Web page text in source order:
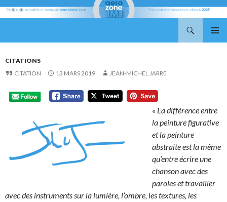
CONTENU
CITATIONS
CITATION
13 MARS 2019 JEAN-MICHEL JARRE
« La différence entre
la peinture figurative
et la peinture
abstraite est la même
qu’entre écrire une
chanson avec des
paroles et travailler
avec des instruments sur la lumière, l’ombre, les textures, les